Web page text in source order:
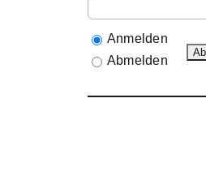
Anmelden
Abmelden